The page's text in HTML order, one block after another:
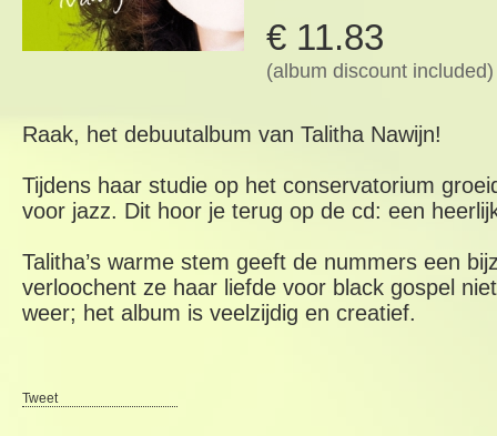
€ 11.83
(album discount included)
Raak, het debuutalbum van Talitha Nawijn!
Tijdens haar studie op het conservatorium
voor jazz. Dit hoor je terug op de cd: een
Talitha’s warme stem geeft de nummers een
verloochent ze haar liefde voor black gospel
weer; het album is veelzijdig en creatief.
Tweet